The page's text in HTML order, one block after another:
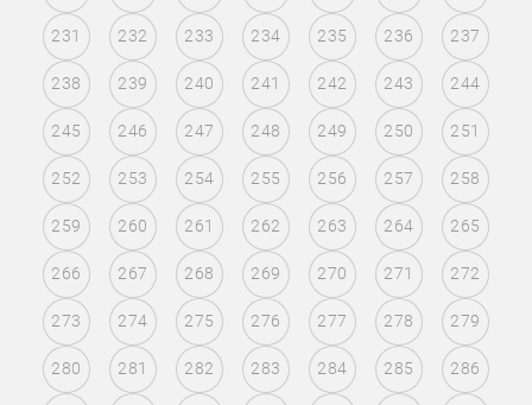
231 232 233 234 235 236 237
238 239 240 241 242 243 244
245 246 247 248 249 250 251
252 253 254 255 256 257 258
259 260 261 262 263 264 265
266 267 268 269 270 271 272
273 274 275 276 277 278 279
280 281 282 283 284 285 286